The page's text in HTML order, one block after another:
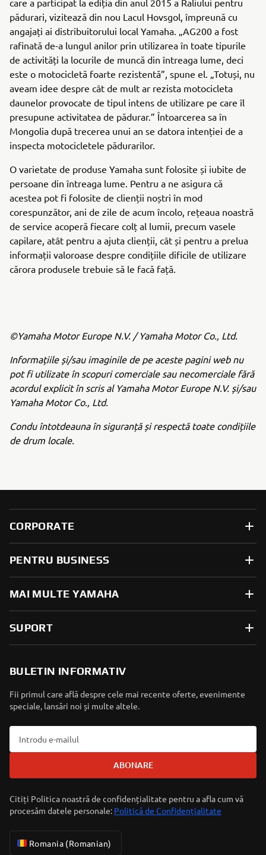
pădurari, vizitează din nou Lacul Hovsgol, împreună cu
angajați ai distribuitorului local Yamaha. „AG200 a fost
rafinată de-a lungul anilor prin utilizarea în toate tipurile
de activități la locurile de muncă din întreaga lume, deci
este o motocicletă foarte rezistentă”, spune el. „Totuși, nu
aveam idee despre cât de mult ar rezista motocicleta
daunelor provocate de tipul intens de utilizare pe care îl
presupune activitatea de pădurar.” Întoarcerea sa în
Mongolia după trecerea unui an se datora intenției de a
inspecta motocicletele pădurarilor.
O varietate de produse Yamaha sunt folosite și iubite de
persoane din întreaga lume. Pentru a ne asigura că
acestea pot fi folosite de clienții noștri în mod
corespunzător, ani de zile de acum încolo, rețeaua noastră
de service acoperă fiecare colț al lumii, precum vasele
capilare, atât pentru a ajuta clienții, cât și pentru a prelua
informații valoroase despre condițiile dificile de utilizare
cărora produsele trebuie să le facă față.
©Yamaha Motor Europe N.V. / Yamaha Motor Co., Ltd.
Informațiile și/sau imaginile de pe aceste pagini web nu
pot fi utilizate în scopuri comerciale sau necomerciale fără
acordul explicit în scris al Yamaha Motor Europe N.V. și/sau
Yamaha Motor Co., Ltd.
Condu întotdeauna în siguranță și respectă toate condițiile
de drum locale.
CORPORATE
PENTRU BUSINESS
MAI MULTE YAMAHA
SUPORT
BULETIN INFORMATIV
Fii primul care află despre cele mai recente oferte, evenimente
speciale, lansări noi și multe altele.
ABONARE
Citiți Politica noastră de confidențialitate pentru a afla cum vă
procesăm datele personale: Politică de Confidențialitate
Romania (Romanian)